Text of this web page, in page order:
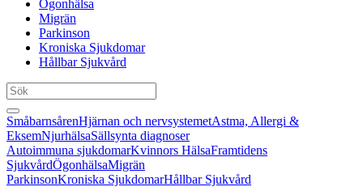
Ögonhälsa
Migrän
Parkinson
Kroniska Sjukdomar
Hållbar Sjukvård
SmåbarnsårenHjärnan och nervsystemetAstma, Allergi &
EksemNjurhälsaSällsynta diagnoser
Autoimmuna sjukdomarKvinnors HälsaFramtidens
SjukvårdÖgonhälsaMigrän
ParkinsonKroniska SjukdomarHållbar Sjukvård